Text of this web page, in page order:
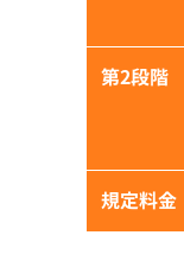
第2段階
規定料金